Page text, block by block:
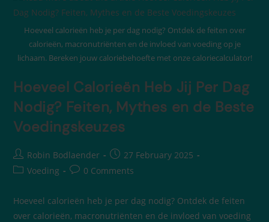
Hoeveel calorieën heb je per dag nodig? Ontdek de feiten over
calorieën, macronutriënten en de invloed van voeding op je
lichaam. Bereken jouw caloriebehoefte met onze caloriecalculator!
Hoeveel Calorieën Heb Jij Per Dag
Nodig? Feiten, Mythes en de Beste
Voedingskeuzes
Robin Bodlaender
27 February 2025
Voeding
0 Comments
Hoeveel calorieën heb je per dag nodig? Ontdek de feiten
over calorieën, macronutriënten en de invloed van voeding